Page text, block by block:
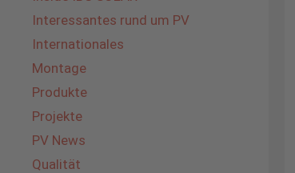
Interessantes rund um PV
Internationales
Montage
Produkte
Projekte
PV News
Qualität